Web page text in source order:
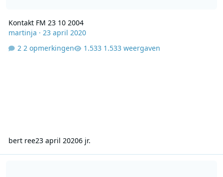
Kontakt FM 23 10 2004
martinja · 23 april 2020
2 opmerkingen
1.533 weergaven
bert ree23 april 20206 jr.